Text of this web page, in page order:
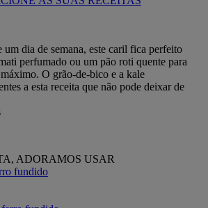
um dia de semana, este caril fica perfeito
perfumado ou um pão roti quente para
O grão-de-bico e a kale
a esta receita que não pode deixar de
ADORAMOS USAR
fundido